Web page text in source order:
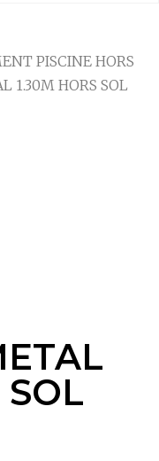
PISCINE HORS
1.30M HORS SOL
SOL